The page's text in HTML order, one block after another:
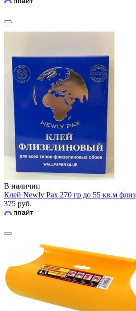
В наличии
Клей Newly Pax 270 гр до 55 кв.м флиз
375 руб.